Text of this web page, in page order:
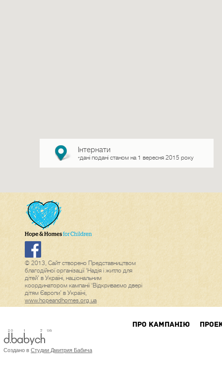
Інтернати
*дані подані станом на 1 вересня 2015 року
© 2013, Сайт створено Представництвом
благодійної організації ‘Надія і житло для
дітей’ в Україні, національним
координатором кампанії ‘Відкриваємо двері
дітям Європи’ в Україні,
www.hopeandhomes.org.ua
ПРО КАМПАНIЮ
Создано в Студии Дмитрия Бабича